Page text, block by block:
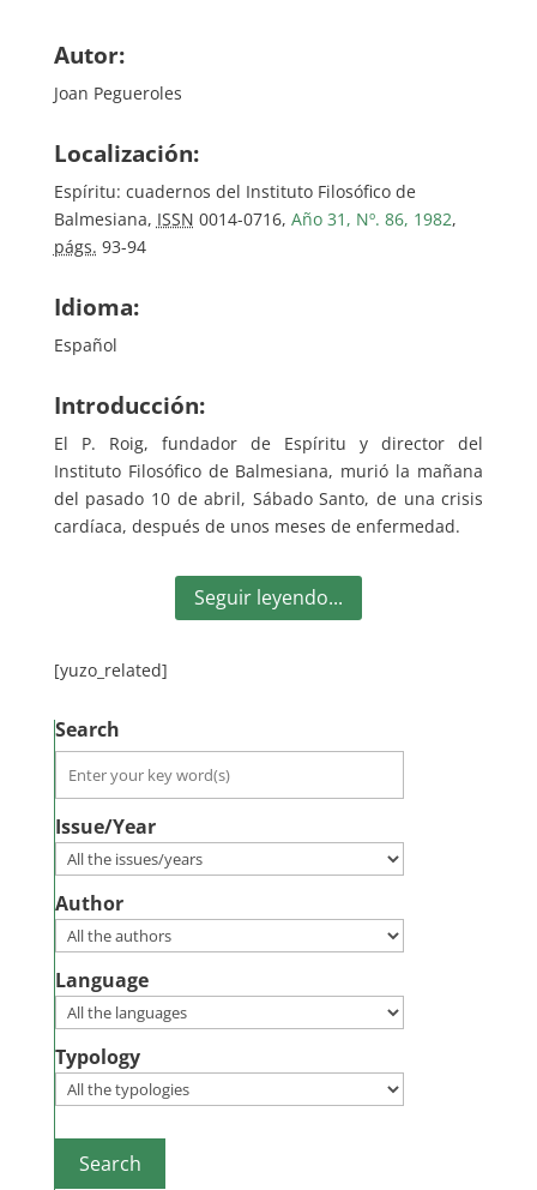
Autor:
Joan Pegueroles
Localización:
Espíritu: cuadernos del Instituto Filosófico de
Balmesiana, ISSN 0014-0716, Año 31, Nº. 86, 1982,
págs. 93-94
Idioma:
Español
Introducción:
El P. Roig, fundador de Espíritu y director del
Instituto Filosófico de Balmesiana, murió la mañana
del pasado 10 de abril, Sábado Santo, de una crisis
cardíaca, después de unos meses de enfermedad.
Seguir leyendo...
[yuzo_related]
Search
Issue/Year
Author
Language
Typology